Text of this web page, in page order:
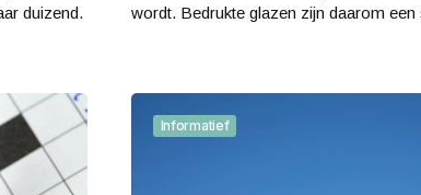
duizend.
wordt. Bedrukte glazen zijn daarom een
Informatief